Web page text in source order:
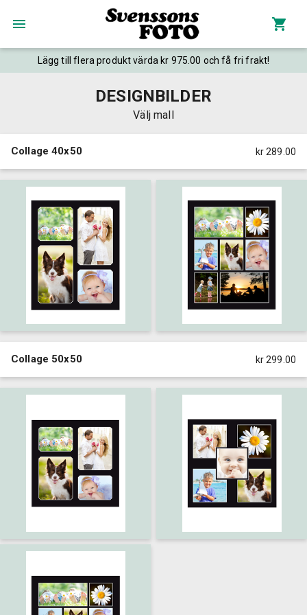
Lägg till flera produkt värda kr 975.00 och få fri frakt!
DESIGNBILDER
Välj mall
Collage 40x50 kr 289.00
Collage 50x50 kr 299.00